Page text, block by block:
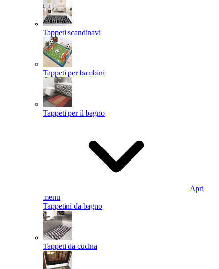
Tappeti scandinavi
Tappeti per bambini
Tappeti per il bagno
Apri
menu
Tappetini da bagno
Tappeti da cucina